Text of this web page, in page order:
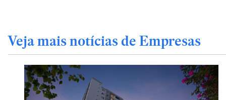
Veja mais notícias de Empresas